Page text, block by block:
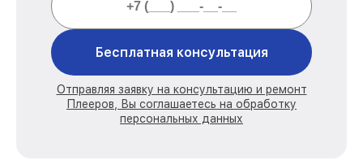
Бесплатная консультация
Отправляя заявку на консультацию и ремонт
Плееров, Вы соглашаетесь на обработку
персональных данных